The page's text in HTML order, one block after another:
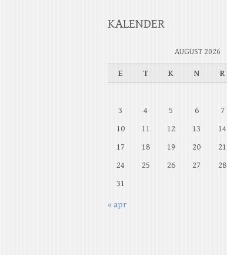
KALENDER
AUGUST 2026
E T K N R
3
4 5 6 7
10
11 12 13 14
17
18 19 20 21
24
25 26 27 28
31
« apr